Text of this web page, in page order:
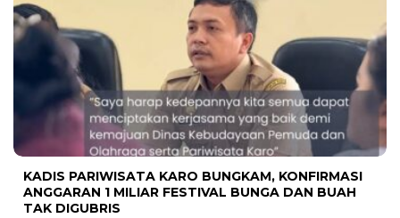
KADIS PARIWISATA KARO BUNGKAM, KONFIRMASI
ANGGARAN 1 MILIAR FESTIVAL BUNGA DAN BUAH
TAK DIGUBRIS